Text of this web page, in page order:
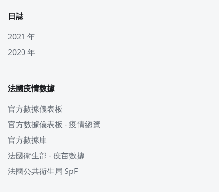
日誌
2021 年
2020 年
法國疫情數據
官方數據儀表板
官方數據儀表板 - 疫情總覽
官方數據庫
法國衛生部 - 疫苗數據
法國公共衛生局 SpF